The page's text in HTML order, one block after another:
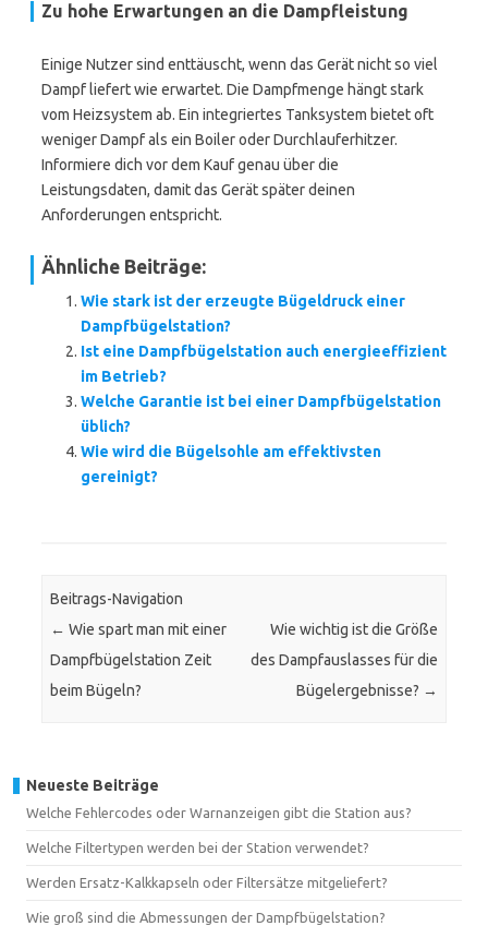
Zu hohe Erwartungen an die Dampfleistung
Einige Nutzer sind enttäuscht, wenn das Gerät nicht so viel
Dampf liefert wie erwartet. Die Dampfmenge hängt stark
vom Heizsystem ab. Ein integriertes Tanksystem bietet oft
weniger Dampf als ein Boiler oder Durchlauferhitzer.
Informiere dich vor dem Kauf genau über die
Leistungsdaten, damit das Gerät später deinen
Anforderungen entspricht.
Ähnliche Beiträge:
Wie stark ist der erzeugte Bügeldruck einer
Dampfbügelstation?
Ist eine Dampfbügelstation auch energieeffizient
im Betrieb?
Welche Garantie ist bei einer Dampfbügelstation
üblich?
Wie wird die Bügelsohle am effektivsten
gereinigt?
Beitrags-Navigation
← Wie spart man mit einer
Dampfbügelstation Zeit
beim Bügeln?
Wie wichtig ist die Größe
des Dampfauslasses für die
Bügelergebnisse? →
Neueste Beiträge
Welche Fehlercodes oder Warnanzeigen gibt die Station aus?
Welche Filtertypen werden bei der Station verwendet?
Werden Ersatz-Kalkkapseln oder Filtersätze mitgeliefert?
Wie groß sind die Abmessungen der Dampfbügelstation?